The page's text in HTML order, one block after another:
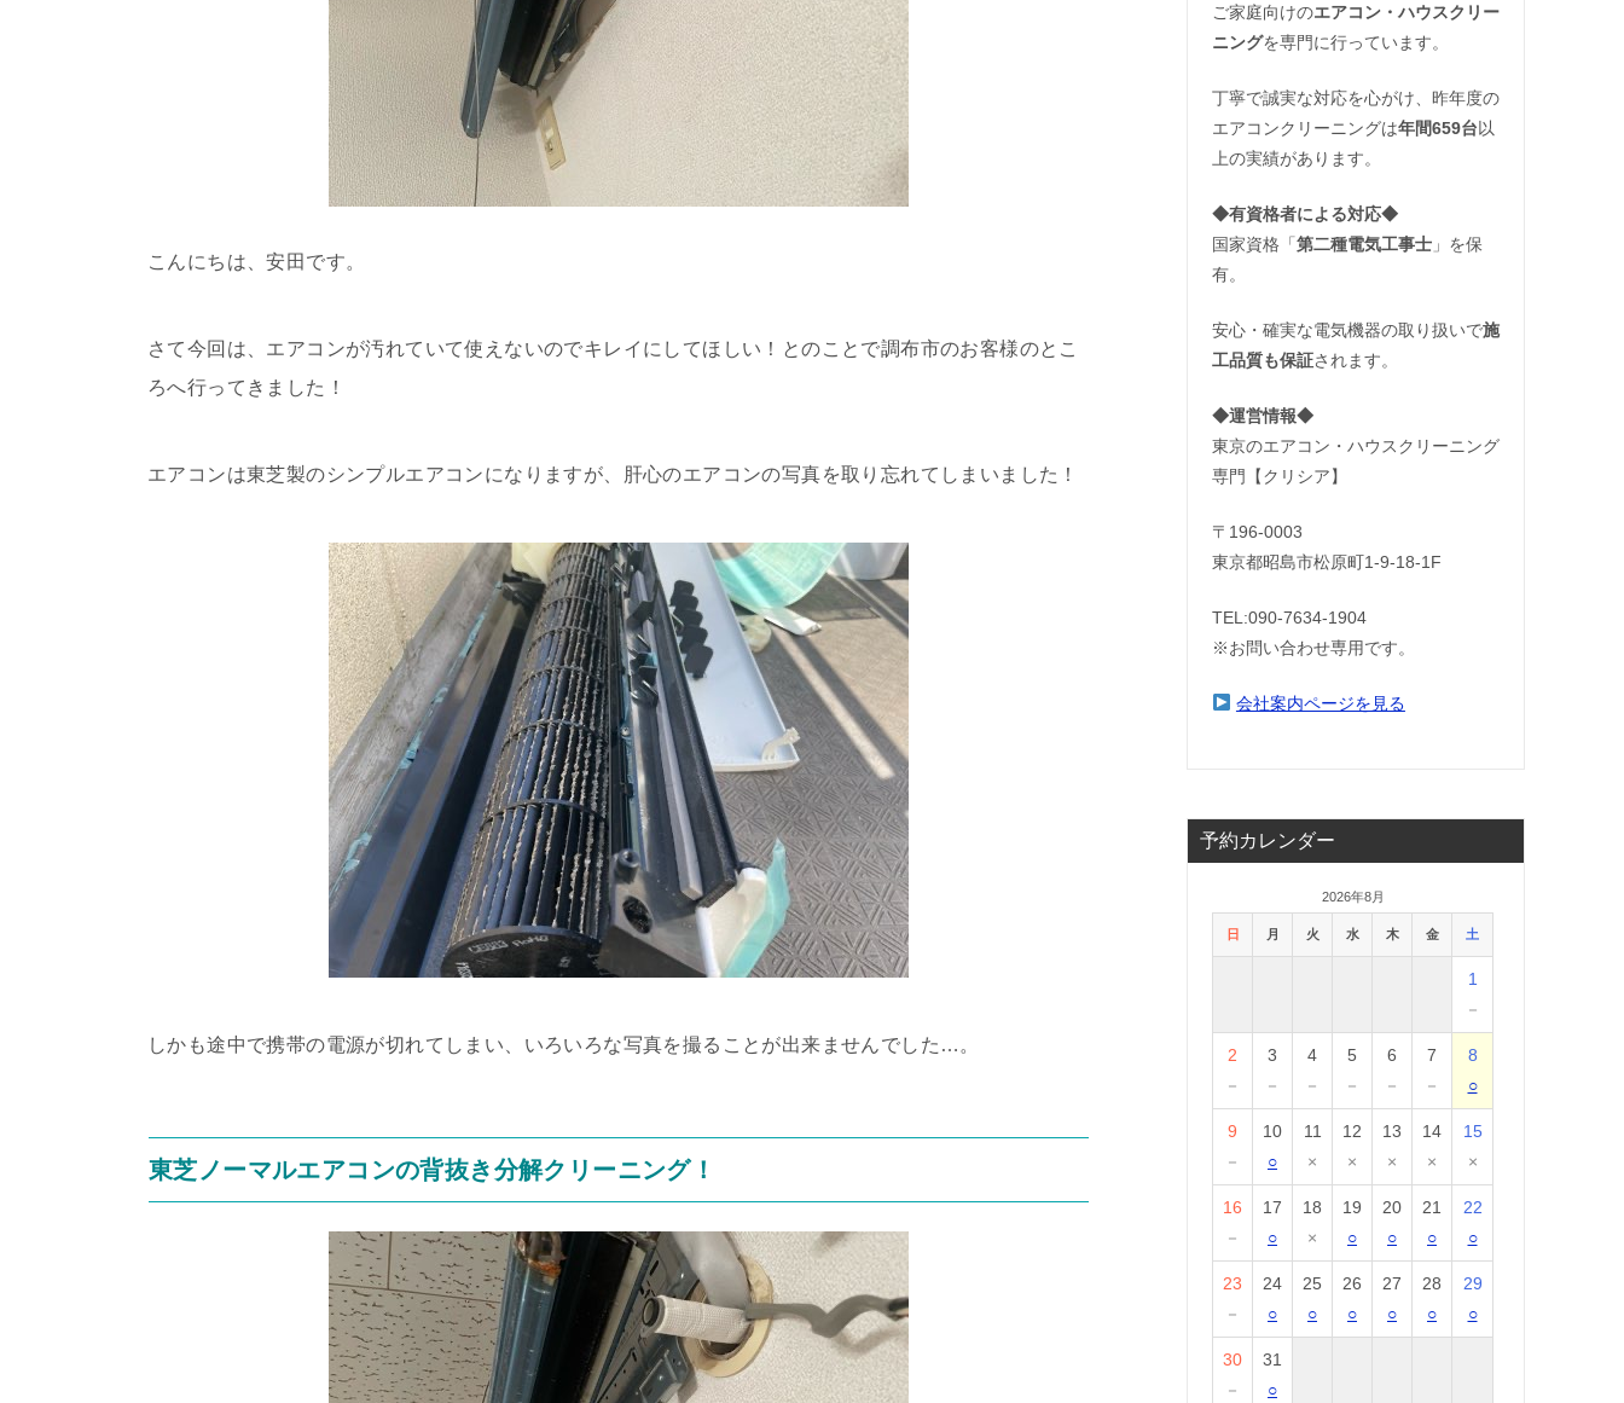
こんにちは、安田です。
さて今回は、エアコンが汚れていて使えないのでキレイにしてほしい！とのことで調布市のお客様のとこ
ろへ行ってきました！
エアコンは東芝製のシンプルエアコンになりますが、肝心のエアコンの写真を取り忘れてしまいました！
しかも途中で携帯の電源が切れてしまい、いろいろな写真を撮ることが出来ませんでした…。
東芝ノーマルエアコンの背抜き分解クリーニング！
ご家庭向けのエアコン・ハウスクリー
ニングを専門に行っています。
丁寧で誠実な対応を心がけ、昨年度の
エアコンクリーニングは年間659台以
上の実績があります。
◆有資格者による対応◆
国家資格「第二種電気工事士 」を保
有。
安心・確実な電気機器の取り扱いで施
工品質も保証されます。
◆運営情報◆
東京のエアコン・ハウスクリーニング
専門【クリシア】
〒196-0003
東京都昭島市松原町1-9‐18‐1F
TEL:090-7634-1904
※お問い合わせ専用です。
会社案内ページを見る
予約カレンダー
2026年8月
日 月 火 水 木 金 土
1
－
2
－
3
－
4
－
5
－
6
－
7
－
8
○
9
－
10
○
11
×
12
×
13
×
14
×
15
×
16
－
17
○
18
×
19
○
20
○
21
○
22
○
23
－
24
○
25
○
26
○
27
○
28
○
29
○
30
－
31
○